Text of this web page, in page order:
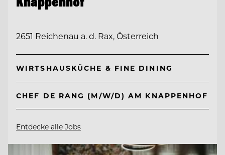
2651 Reichenau a. d. Rax, Österreich
WIRTSHAUSKÜCHE & FINE DINING
CHEF DE RANG (M/W/D) AM KNAPPENHOF
Entdecke alle Jobs